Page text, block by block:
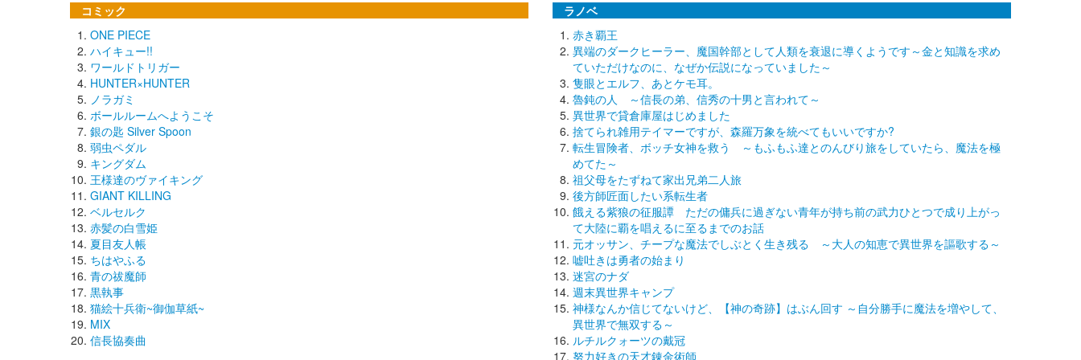
コミック
ONE PIECE
ハイキュー!!
ワールドトリガー
HUNTER×HUNTER
ノラガミ
ボールルームへようこそ
銀の匙 Silver Spoon
弱虫ペダル
キングダム
王様達のヴァイキング
GIANT KILLING
ベルセルク
赤髪の白雪姫
夏目友人帳
ちはやふる
青の祓魔師
黒執事
猫絵十兵衛~御伽草紙~
MIX
信長協奏曲
ラノベ
赤き覇王
異端のダークヒーラー、魔国幹部として人類を衰退に導くようです～金と知識を求め
ていただけなのに、なぜか伝説になっていました～
隻眼とエルフ、あとケモ耳。
魯鈍の人 ～信長の弟、信秀の十男と言われて～
異世界で貸倉庫屋はじめました
捨てられ雑用テイマーですが、森羅万象を統べてもいいですか?
転生冒険者、ボッチ女神を救う ～もふもふ達とのんびり旅をしていたら、魔法を極
めてた～
祖父母をたずねて家出兄弟二人旅
後方師匠面したい系転生者
餓える紫狼の征服譚 ただの傭兵に過ぎない青年が持ち前の武力ひとつで成り上がっ
て大陸に覇を唱えるに至るまでのお話
元オッサン、チープな魔法でしぶとく生き残る ～大人の知恵で異世界を謳歌する～
嘘吐きは勇者の始まり
迷宮のナダ
週末異世界キャンプ
神様なんか信じてないけど、【神の奇跡】はぶん回す ～自分勝手に魔法を増やして、
異世界で無双する～
ルチルクォーツの戴冠
努力好きの天才錬金術師